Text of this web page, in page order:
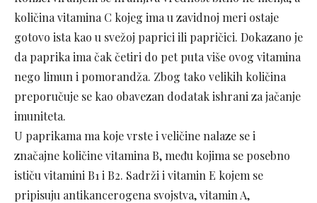
količina vitamina C kojeg ima u zavidnoj meri ostaje
gotovo ista kao u svežoj paprici ili papričici. Dokazano je
da paprika ima čak četiri do pet puta više ovog vitamina
nego limun i pomorandža. Zbog tako velikih količina
preporučuje se kao obavezan dodatak ishrani za jačanje
imuniteta.
U paprikama ma koje vrste i veličine nalaze se i
značajne količine vitamina B, među kojima se posebno
ističu vitamini B1 i B2. Sadrži i vitamin E kojem se
pripisuju antikancerogena svojstva, vitamin A,